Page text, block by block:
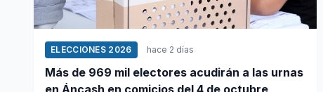
ELECCIONES 2026 hace 2 días
Más de 969 mil electores acudirán a las urnas
en Áncash en comicios del 4 de octubre